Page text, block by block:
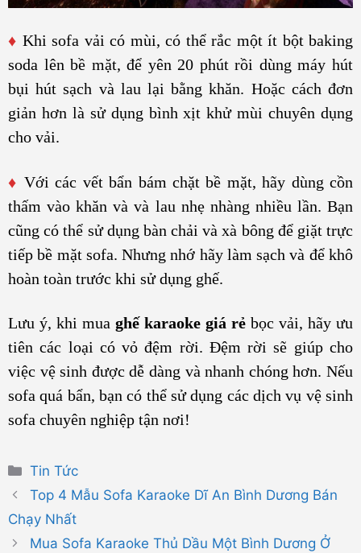
♦ Khi sofa vải có mùi, có thể rắc một ít bột baking
soda lên bề mặt, để yên 20 phút rồi dùng máy hút
bụi hút sạch và lau lại bằng khăn. Hoặc cách đơn
giản hơn là sử dụng bình xịt khử mùi chuyên dụng
cho vải.
♦ Với các vết bẩn bám chặt bề mặt, hãy dùng cồn
thấm vào khăn và và lau nhẹ nhàng nhiều lần. Bạn
cũng có thể sử dụng bàn chải và xà bông để giặt trực
tiếp bề mặt sofa. Nhưng nhớ hãy làm sạch và để khô
hoàn toàn trước khi sử dụng ghế.
Lưu ý, khi mua ghế karaoke giá rẻ bọc vải, hãy ưu
tiên các loại có vỏ đệm rời. Đệm rời sẽ giúp cho
việc vệ sinh được dễ dàng và nhanh chóng hơn. Nếu
sofa quá bẩn, bạn có thể sử dụng các dịch vụ vệ sinh
sofa chuyên nghiệp tận nơi!
Danh
mục
Tin Tức
Top 4 Mẫu Sofa Karaoke Dĩ An Bình Dương Bán
Chạy Nhất
Mua Sofa Karaoke Thủ Dầu Một Bình Dương Ở